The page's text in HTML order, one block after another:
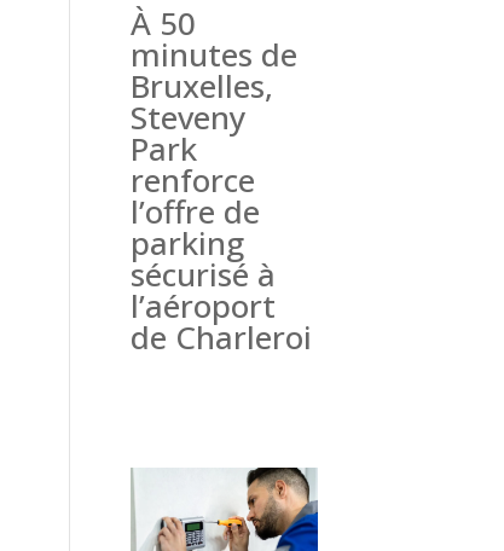
À 50
minutes de
Bruxelles,
Steveny
Park
renforce
l’offre de
parking
sécurisé à
l’aéroport
de Charleroi